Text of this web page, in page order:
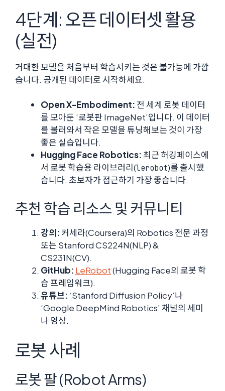
4단계: 오픈 데이터셋 활용
(실전)
거대한 모델을 처음부터 학습시키는 것은 불가능에 가깝
습니다. 공개된 데이터로 시작하세요.
Open X-Embodiment: 전 세계 로봇 데이터
를 모아둔 ‘로봇판 ImageNet’입니다. 이 데이터
를 불러와서 작은 모델을 튜닝해보는 것이 가장
좋은 실습입니다.
Hugging Face Robotics:최근 허깅페이스에
서 로봇 학습용 라이브러리(lerobot)를 출시했
습니다. 초보자가 접근하기 가장 좋습니다.
추천 학습 리소스 및 커뮤니티
강의: 커세라(Coursera)의 Robotics 전문 과정
또는 Stanford CS224N(NLP) &
CS231N(CV).
GitHub: LeRobot(Hugging Face의 로봇 학
습 프레임워크).
유튜브: ‘Stanford Diffusion Policy’나
‘Google DeepMind Robotics’ 채널의 세미
나 영상.
로봇 사례
로봇 팔 (Robot Arms)